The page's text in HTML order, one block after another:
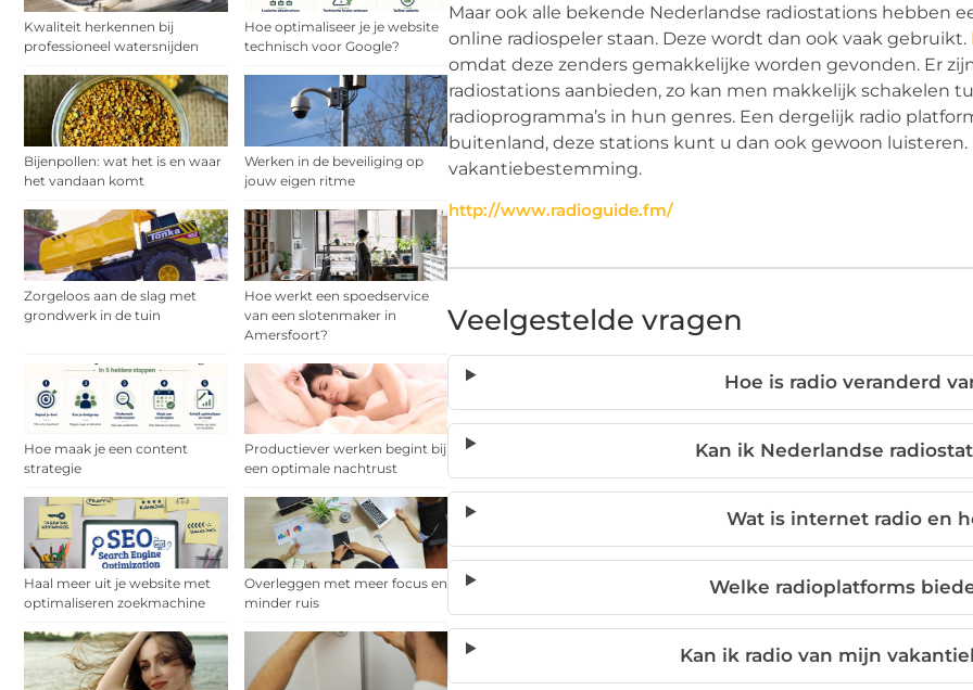
Kwaliteit herkennen bij
professioneel watersnijden
Hoe optimaliseer je je website
technisch voor Google?
Bijenpollen: wat het is en waar
het vandaan komt
Werken in de beveiliging op
jouw eigen ritme
Zorgeloos aan de slag met
grondwerk in de tuin
Hoe werkt een spoedservice
van een slotenmaker in
Amersfoort?
Hoe maak je een content
strategie
Productiever werken begint bij
een optimale nachtrust
Haal meer uit je website met
optimaliseren zoekmachine
Overleggen met meer focus en
minder ruis
Maar ook alle bekende Nederlandse radiostations hebben
online radiospeler staan. Deze wordt dan ook vaak gebruikt.
omdat deze zenders gemakkelijke worden gevonden. Er
radiostations aanbieden, zo kan men makkelijk schakelen
radioprogramma’s in hun genres. Een dergelijk radio
buitenland, deze stations kunt u dan ook gewoon
vakantiebestemming.
http://www.radioguide.fm/
Veelgestelde vragen
Hoe is radio veranderd
Kan ik Nederlandse
Wat is internet radio en
Welke radioplatforms
Kan ik radio van mijn